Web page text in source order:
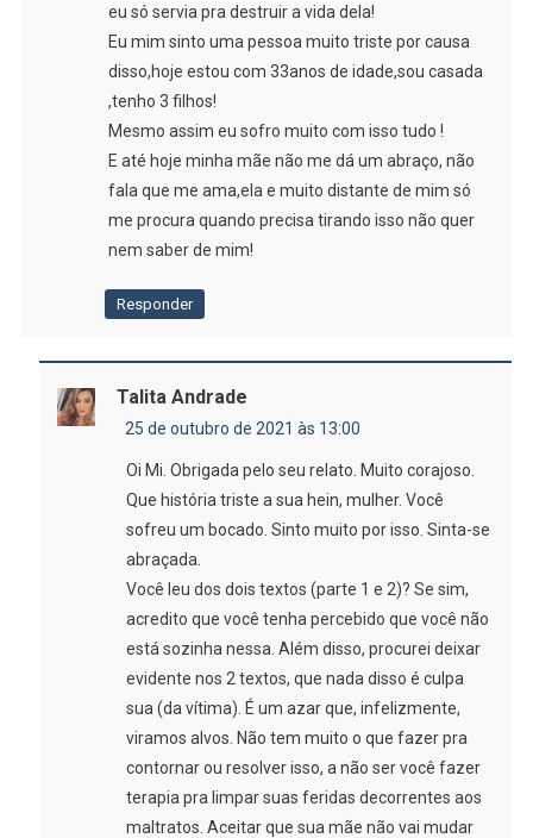
eu só servia pra destruir a vida dela!
Eu mim sinto uma pessoa muito triste por causa
disso,hoje estou com 33anos de idade,sou casada
,tenho 3 filhos!
Mesmo assim eu sofro muito com isso tudo !
E até hoje minha mãe não me dá um abraço, não
fala que me ama,ela e muito distante de mim só
me procura quando precisa tirando isso não quer
nem saber de mim!
Responder
Talita Andrade
25 de outubro de 2021 às 13:00
Oi Mi. Obrigada pelo seu relato. Muito corajoso.
Que história triste a sua hein, mulher. Você
sofreu um bocado. Sinto muito por isso. Sinta-se
abraçada.
Você leu dos dois textos (parte 1 e 2)? Se sim,
acredito que você tenha percebido que você não
está sozinha nessa. Além disso, procurei deixar
evidente nos 2 textos, que nada disso é culpa
sua (da vítima). É um azar que, infelizmente,
viramos alvos. Não tem muito o que fazer pra
contornar ou resolver isso, a não ser você fazer
terapia pra limpar suas feridas decorrentes aos
maltratos. Aceitar que sua mãe não vai mudar